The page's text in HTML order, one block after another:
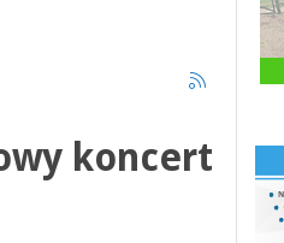
koncert